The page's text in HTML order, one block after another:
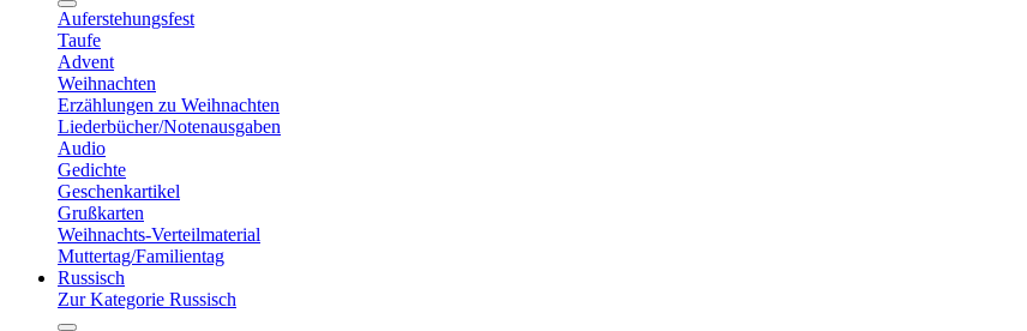
Auferstehungsfest
Taufe
Advent
Weihnachten
Erzählungen zu Weihnachten
Liederbücher/Notenausgaben
Audio
Gedichte
Geschenkartikel
Grußkarten
Weihnachts-Verteilmaterial
Muttertag/Familientag
Russisch
Zur Kategorie Russisch